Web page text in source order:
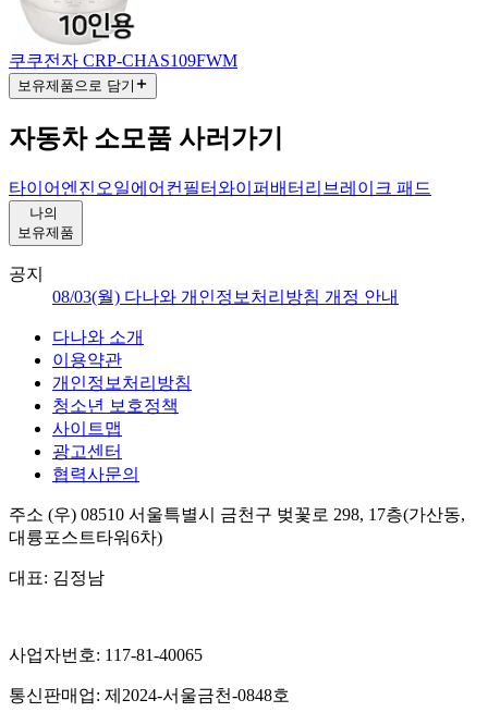
쿠쿠전자 CRP-CHAS109FWM
보유제품으로 담기
자동차 소모품 사러가기
타이어 엔진오일에어컨필터와이퍼 배터리 브레이크 패드
나의
보유제품
공지
08/03(월) 다나와 개인정보처리방침 개정 안내
다나와 소개
이용약관
개인정보처리방침
청소년 보호정책
사이트맵
광고센터
협력사문의
주소 (우) 08510 서울특별시 금천구 벚꽃로 298, 17층(가산동,
대륭포스트타워6차)
대표: 김정남
사업자번호: 117-81-40065
통신판매업: 제2024-서울금천-0848호